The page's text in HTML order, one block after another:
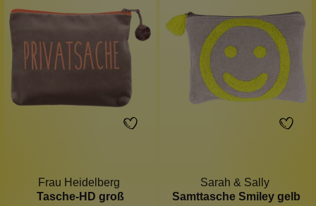
Frau Heidelberg
Tasche-HD groß
Sarah & Sally
Samttasche Smiley gelb